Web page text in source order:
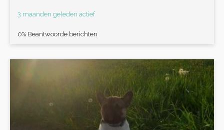
3 maanden geleden actief
0% Beantwoorde berichten